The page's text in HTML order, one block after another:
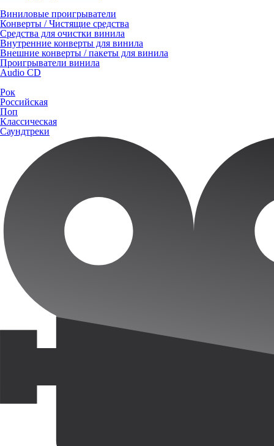
Виниловые проигрыватели
Конверты / Чистящие средства
Средства для очистки винила
Внутренние конверты для винила
Внешние конверты / пакеты для винила
Проигрыватели винила
Audio CD
Рок
Российская
Поп
Классическая
Саундтреки